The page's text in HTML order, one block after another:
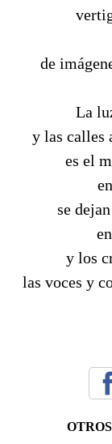
de
La
y las calles
es el
se
y los
las voces y